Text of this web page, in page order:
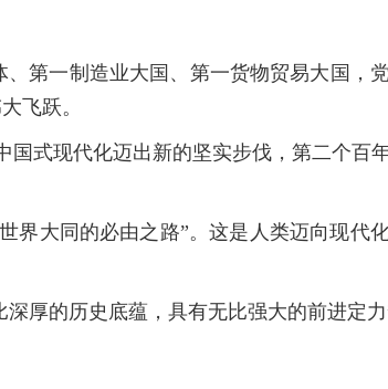
一制造业大国、第一货物贸易大国，
飞跃。
式现代化迈出新的坚实步伐，第二个百
大同的必由之路”。这是人类迈向现代
的历史底蕴，具有无比强大的前进定力